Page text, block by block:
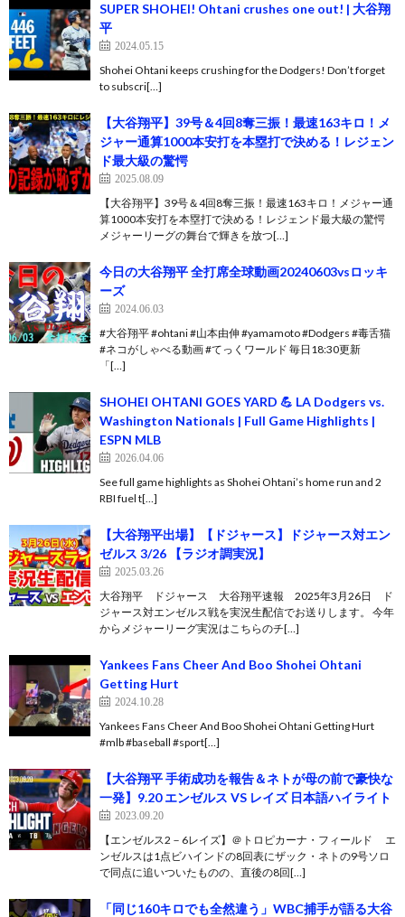
SUPER SHOHEI! Ohtani crushes one out! | 大谷翔
平
2024.05.15
Shohei Ohtani keeps crushing for the Dodgers! Don’t forget
to subscri[…]
【大谷翔平】39号＆4回8奪三振！最速163キロ！メ
ジャー通算1000本安打を本塁打で決める！レジェン
ド最大級の驚愕
2025.08.09
【大谷翔平】39号＆4回8奪三振！最速163キロ！メジャー通
算1000本安打を本塁打で決める！レジェンド最大級の驚愕
メジャーリーグの舞台で輝きを放つ[…]
今日の大谷翔平 全打席全球動画20240603vsロッキ
ーズ
2024.06.03
#大谷翔平 #ohtani #山本由伸 #yamamoto #Dodgers #毒舌猫
#ネコがしゃべる動画 #てっくワールド 毎日18:30更新
「[…]
SHOHEI OHTANI GOES YARD 💪 LA Dodgers vs.
Washington Nationals | Full Game Highlights |
ESPN MLB
2026.04.06
See full game highlights as Shohei Ohtani’s home run and 2
RBI fuel t[…]
【大谷翔平出場】【ドジャース】ドジャース対エン
ゼルス 3/26 【ラジオ調実況】
2025.03.26
大谷翔平 ドジャース 大谷翔平速報 2025年3月26日 ド
ジャース対エンゼルス戦を実況生配信でお送りします。 今年
からメジャーリーグ実況はこちらのチ[…]
Yankees Fans Cheer And Boo Shohei Ohtani
Getting Hurt
2024.10.28
Yankees Fans Cheer And Boo Shohei Ohtani Getting Hurt
#mlb #baseball #sport[…]
【大谷翔平 手術成功を報告＆ネトが母の前で豪快な
一発】9.20 エンゼルス VS レイズ 日本語ハイライト
2023.09.20
【エンゼルス2－6レイズ】＠トロピカーナ・フィールド エ
ンゼルスは1点ビハインドの8回表にザック・ネトの9号ソロ
で同点に追いついたものの、直後の8回[…]
「同じ160キロでも全然違う」WBC捕手が語る大谷